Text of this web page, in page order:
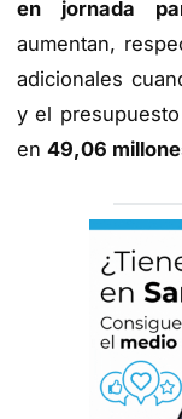
en jornada
aumentan,
adicionales
y el
en 49,06